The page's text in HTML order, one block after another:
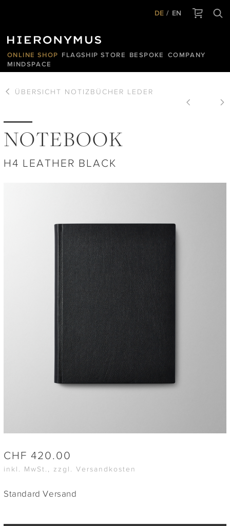
DE EN
ONLINE SHOP FLAGSHIP STORE BESPOKE
COMPANY
MINDSPACE
ÜBERSICHT NOTIZBÜCHER LEDER
NOTEBOOK
H4 LEATHER BLACK
CHF 420.00
inkl. MwSt., zzgl. Versandkosten
Standard Versand